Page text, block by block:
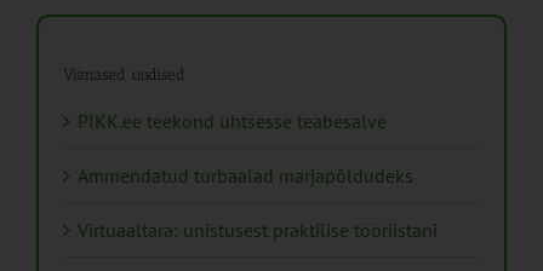
Viimased uudised
PIKK.ee teekond ühtsesse teabesalve
Ammendatud turbaalad marjapõldudeks
Virtuaaltara: unistusest praktilise tööriistani